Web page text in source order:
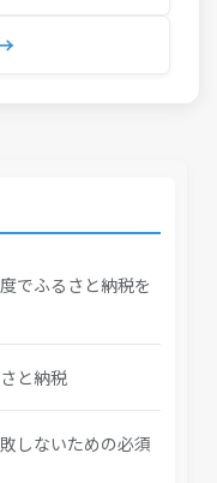
でふるさと納税を
と納税
しないための必須